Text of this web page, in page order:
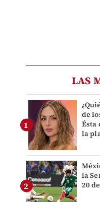
LAS
de
Ésta
la
la
20